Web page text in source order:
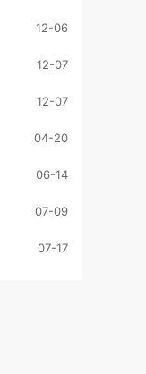
12-06
12-07
12-07
04-20
06-14
07-09
07-17